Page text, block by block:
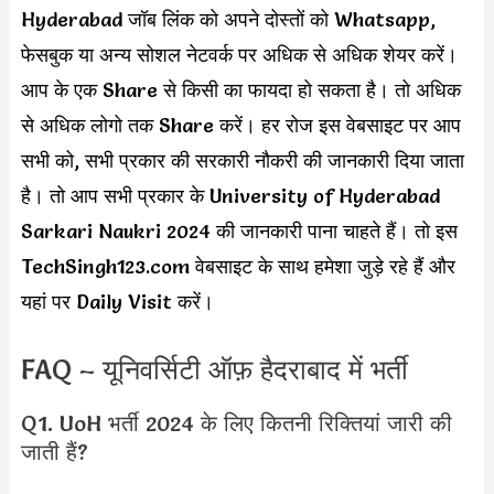
Hyderabad जॉब लिंक को अपने दोस्तों को Whatsapp,
फेसबुक या अन्य सोशल नेटवर्क पर अधिक से अधिक शेयर करें।
आप के एक Share से किसी का फायदा हो सकता है। तो अधिक
से अधिक लोगो तक Share करें। हर रोज इस वेबसाइट पर आप
सभी को, सभी प्रकार की सरकारी नौकरी की जानकारी दिया जाता
है। तो आप सभी प्रकार के University of Hyderabad
Sarkari Naukri 2024 की जानकारी पाना चाहते हैं। तो इस
TechSingh123.com वेबसाइट के साथ हमेशा जुड़े रहे हैं और
यहां पर Daily Visit करें।
FAQ – यूनिवर्सिटी ऑफ़ हैदराबाद में भर्ती
Q1. UoH भर्ती 2024 के लिए कितनी रिक्तियां जारी की
जाती हैं?